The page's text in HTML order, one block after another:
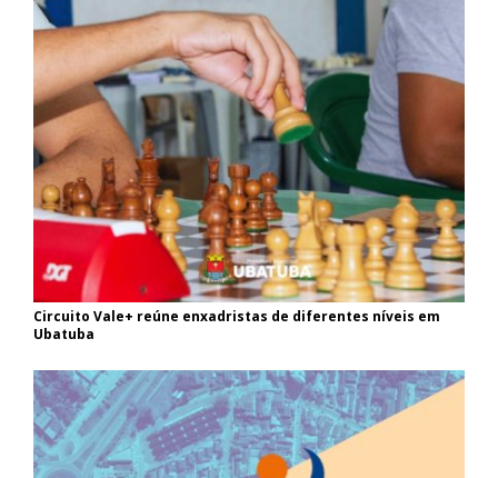
Circuito Vale+ reúne enxadristas de diferentes níveis em
Ubatuba